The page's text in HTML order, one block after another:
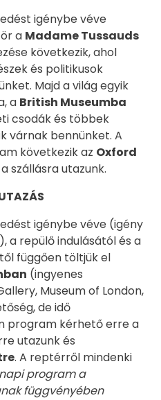
igénybe véve
a Madame Tussauds
következik, ahol
és politikusok
Majd a világ egyik
a British Museumba
csodák és többek
várnak bennünket. A
következik az Oxford
szállásra utazunk.
igénybe véve (igény
a repülő indulásától és a
függően töltjük el
(ingyenes
Museum of London,
de idő
program kérhető erre a
utazunk és
. A reptérről mindenki
program a
függvényében